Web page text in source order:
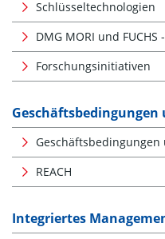
Schlüsseltechnologien
DMG MORI und
Forschungsinitiativen
REACH
Integriertes